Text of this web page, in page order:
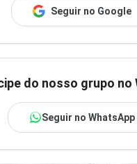
Seguir no Google
do nosso grupo no
Seguir no WhatsApp